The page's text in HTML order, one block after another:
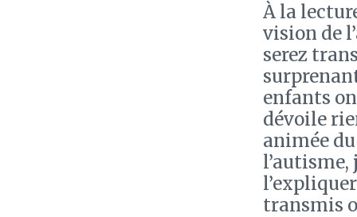
À la
vision de
serez
enfants
dévoile
animée
l’autisme,
transmis